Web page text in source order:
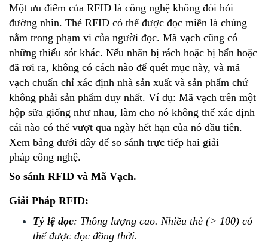
Một ưu điểm của RFID là công nghệ không đòi hỏi
đường nhìn. Thẻ RFID có thể được đọc miễn là chúng
nằm trong phạm vi của người đọc. Mã vạch cũng có
những thiếu sót khác. Nếu nhãn bị rách hoặc bị bẩn hoặc
đã rơi ra, không có cách nào để quét mục này, và mã
vạch chuẩn chỉ xác định nhà sản xuất và sản phẩm chứ
không phải sản phẩm duy nhất. Ví dụ: Mã vạch trên một
hộp sữa giống như nhau, làm cho nó không thể xác định
cái nào có thể vượt qua ngày hết hạn của nó đầu tiên.
Xem bảng dưới đây để so sánh trực tiếp hai giải
pháp công nghệ.
So sánh RFID và Mã Vạch.
Giải Pháp RFID:
Tỷ lệ đọc: Thông lượng cao. Nhiều thẻ (> 100) có
thể được đọc đồng thời.